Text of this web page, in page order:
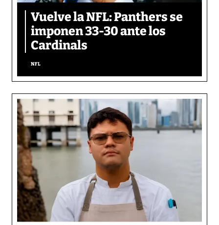
Vuelve la NFL: Panthers se
imponen 33-30 ante los
Cardinals
NFL